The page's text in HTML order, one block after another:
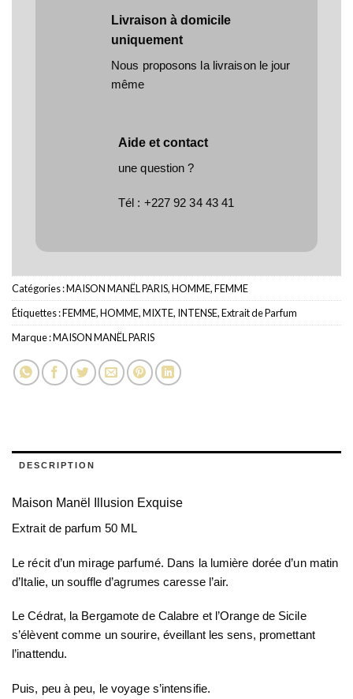
Livraison à domicile
uniquement
Nous proposons la livraison le jour
même
Aide et contact
une question ?
Tél : +227 92 34 43 41
Catégories :MAISON MANËL PARIS,HOMME,FEMME
Étiquettes :FEMME,HOMME,MIXTE, INTENSE,Extrait de Parfum
Marque :MAISON MANËL PARIS
DESCRIPTION
Maison Manël Illusion Exquise
Extrait de parfum 50 ML
Le récit d’un mirage parfumé. Dans la lumière dorée d’un matin
d’Italie, un souffle d’agrumes caresse l’air.
Le Cédrat, la Bergamote de Calabre et l’Orange de Sicile
s’élèvent comme un sourire, éveillant les sens, promettant
l’inattendu.
Puis, peu à peu, le voyage s’intensifie.